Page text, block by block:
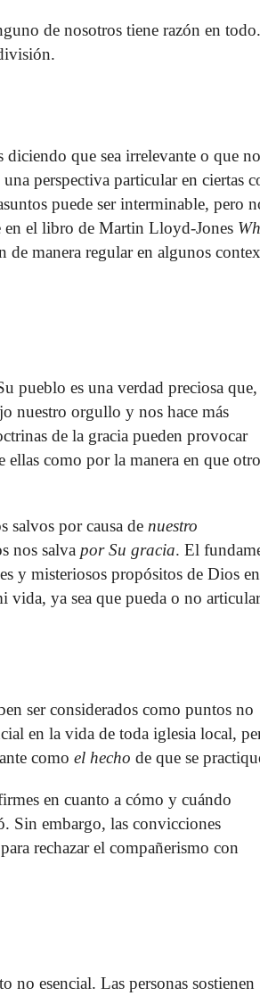
de nosotros tiene razón en
diciendo que sea irrelevante o que
perspectiva particular en ciertas
puede ser interminable, pero
en el libro de Martin Lloyd-Jones
de manera regular en algunos
pueblo es una verdad preciosa que,
nuestro orgullo y nos hace más
de la gracia pueden provocar
como por la manera en que
salvos por causa de nuestro
nos salva por Su gracia. El
y misteriosos propósitos de Dios
vida, ya sea que pueda o no
ser considerados como puntos no
en la vida de toda iglesia local,
como el hecho de que se
en cuanto a cómo y cuándo
Sin embargo, las convicciones
rechazar el compañerismo con
no esencial. Las personas sostienen